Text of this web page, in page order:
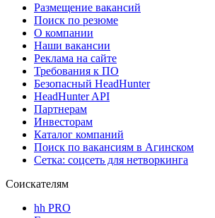
Размещение вакансий
Поиск по резюме
О компании
Наши вакансии
Реклама на сайте
Требования к ПО
Безопасный HeadHunter
HeadHunter API
Партнерам
Инвесторам
Каталог компаний
Поиск по вакансиям в Агинском
Сетка: соцсеть для нетворкинга
Соискателям
hh PRO